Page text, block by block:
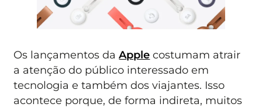
Os lançamentos daApple costumam atrair
a atenção do público interessado em
tecnologia e também dos viajantes. Isso
acontece porque, de forma indireta, muitos